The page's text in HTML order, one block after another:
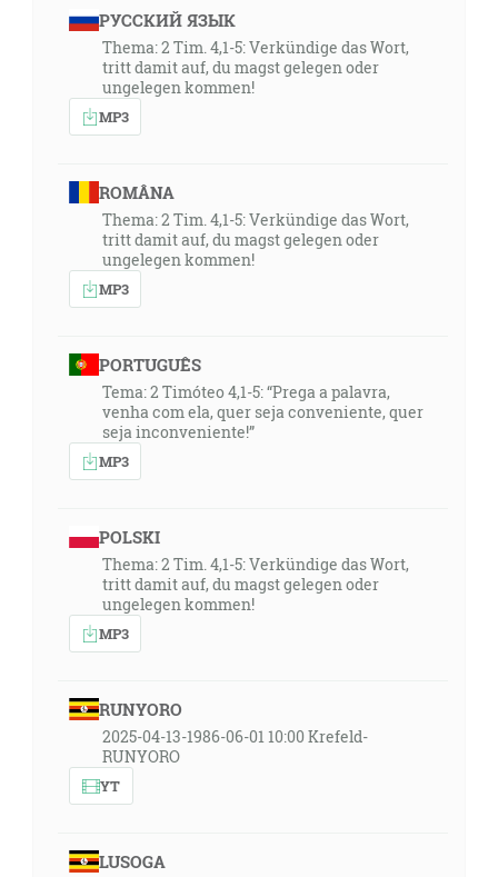
РУССКИЙ ЯЗЫК
Thema: 2 Tim. 4,1-5: Verkündige das Wort,
tritt damit auf, du magst gelegen oder
ungelegen kommen!
MP3
ROMÂNA
Thema: 2 Tim. 4,1-5: Verkündige das Wort,
tritt damit auf, du magst gelegen oder
ungelegen kommen!
MP3
PORTUGUÊS
Tema: 2 Timóteo 4,1-5: “Prega a palavra,
venha com ela, quer seja conveniente, quer
seja inconveniente!”
MP3
POLSKI
Thema: 2 Tim. 4,1-5: Verkündige das Wort,
tritt damit auf, du magst gelegen oder
ungelegen kommen!
MP3
RUNYORO
2025-04-13-1986-06-01 10:00 Krefeld-
RUNYORO
YT
LUSOGA